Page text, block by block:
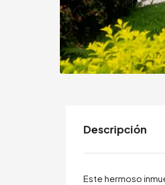
Descripción
Este hermoso